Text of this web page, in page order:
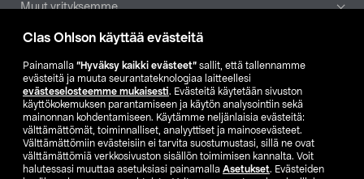
Clas Ohlson käyttää evästeitä
Painamalla ”Hyväksy kaikki evästeet” sallit, että tallennamme
evästeitä ja muuta seurantateknologiaa laitteellesi
evästeselosteemme mukaisesti. Evästeitä käytetään sivuston
käyttökokemuksen parantamiseen ja käytön analysointiin sekä
mainonnan kohdentamiseen. Käytämme neljänlaisia evästeitä:
välttämättömät, toiminnalliset, analyyttiset ja mainosevästeet.
Välttämättömiin evästeisiin ei tarvita suostumustasi, sillä ne ovat
välttämättömiä verkkosivuston sisällön toimimisen kannalta. Voit
halutessasi muuttaa asetuksiasi painamalla Asetukset. Evästeiden
Muut yrityksemme
Etsi myymälä
SE NO FI
FI SV